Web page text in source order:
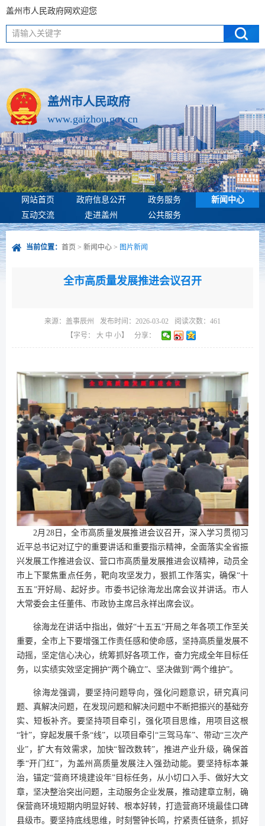
盖州市人民政府网欢迎您
请输入关键字
盖州市人民政府
www.gaizhou.gov.cn
网站首页 政府信息公开 政务服务
新闻中心
互动交流
走进盖州 公共服务
当前位置： 首页 > 新闻中心 > 图片新闻
全市高质量发展推进会议召开
来源： 盖事辰州 发布时间：2026-03-02 阅读次数： 461
【字号： 大 中 小】 分享：
2月28日，全市高质量发展推进会议召开，深入学习贯彻习
近平总书记对辽宁的重要讲话和重要指示精神，全面落实全省振
兴发展工作推进会议、营口市高质量发展推进会议精神，动员全
市上下聚焦重点任务，靶向攻坚发力，狠抓工作落实，确保“十
五五”开好局、起好步。市委书记徐海龙出席会议并讲话。市人
大常委会主任董伟、市政协主席吕永祥出席会议。
徐海龙在讲话中指出，做好“十五五”开局之年各项工作至关
重要，全市上下要增强工作责任感和使命感，坚持高质量发展不
动摇，坚定信心决心，统筹抓好各项工作，奋力完成全年目标任
务，以实绩实效坚定拥护“两个确立”、坚决做到“两个维护”。
徐海龙强调，要坚持问题导向，强化问题意识，研究真问
题、真解决问题，在发现问题和解决问题中不断把振兴的基础夯
实、短板补齐。要坚持项目牵引，强化项目思维，用项目这根
“针”，穿起发展千条“线”，以项目牵引“三驾马车”、带动“三次产
业”，扩大有效需求，加快“智改数转”，推进产业升级，确保首
季“开门红”，为盖州高质量发展注入强劲动能。要坚持标本兼
治，锚定“营商环境建设年”目标任务，从小切口入手、做好大文
章，坚决整治突出问题，主动服务企业发展，推动建章立制，确
保营商环境短期内明显好转、根本好转，打造营商环境最佳口碑
县级市。要坚持底线思维，时刻警钟长鸣，拧紧责任链条，抓好